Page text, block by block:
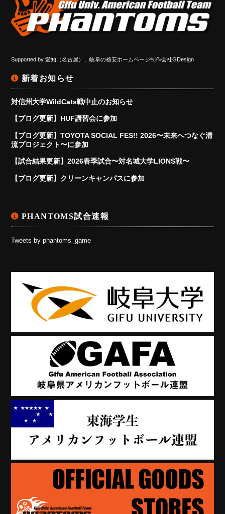
Supported by愛知（名古屋）、岐阜の格安ホームページ制作会社GDesign
新着お知らせ
対信州大学WildCats戦中止のお知らせ
【ブログ更新】HUF講習会に参加
【ブログ更新】TOYOTA SOCIAL FES!! 2026〜未来へつなぐ清
流プロジェクト〜に参加
【試合結果更新】2026春季試合〜対名城大学LIONS戦〜
【ブログ更新】クリーンキャンパスに参加
PHANTOMS試合速報
Tweets by phantoms_game